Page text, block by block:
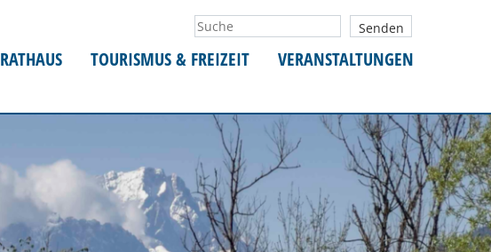
RATHAUS TOURISMUS & FREIZEIT VERANSTALTUNGEN